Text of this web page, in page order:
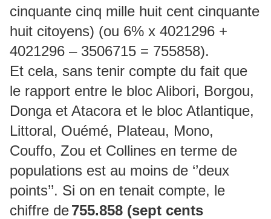
cinquante cinq mille huit cent cinquante
huit citoyens) (ou 6% x 4021296 +
4021296 – 3506715 = 755858).
Et cela, sans tenir compte du fait que
le rapport entre le bloc Alibori, Borgou,
Donga et Atacora et le bloc Atlantique,
Littoral, Ouémé, Plateau, Mono,
Couffo, Zou et Collines en terme de
populations est au moins de ‘’deux
points’’. Si on en tenait compte, le
chiffre de755.858 (sept cents